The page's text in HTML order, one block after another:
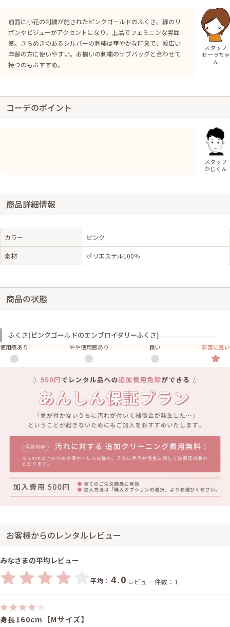
前面に小花の刺繍が施されたピンクゴールドのふくさ。縁のリ
ボンやビジューがアクセントになり、上品でフェミニンな雰囲
気。きらめきのあるシルバーの刺繍は華やかな印象で、幅広い
年齢の方に使いやすい。お揃いの刺繍のサブバッグと合わせて
持つのもおすすめ。
スタッフ
セーラちゃ
ん
コーデのポイント
スタッフ
かじくん
商品詳細情報
カラー ピンク
素材 ポリエステル100％
商品の状態
ふくさ(ピンクゴールドのエンブロイダリーふくさ)
使用感あり やや使用感あり 良い 非常に良い
お客様からのレンタルレビュー
みなさまの平均レビュー
平均： 4.0 レビュー件数：1
身長160cm【Mサイズ】